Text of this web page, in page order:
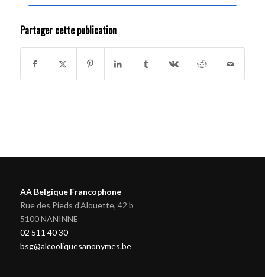
Partager cette publication
AA Belgique Francophone
Rue des Pieds d'Alouette, 42 b
5100 NANINNE
02 511 40 30
bsg@alcooliquesanonymes.be